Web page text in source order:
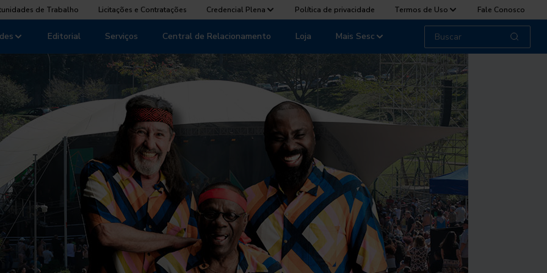
de Trabalho Licitações e Contratações Credencial Plena Política de privacidade Termos de Uso Fale Conosco
Editorial Serviços Central de Relacionamento Loja Mais Sesc